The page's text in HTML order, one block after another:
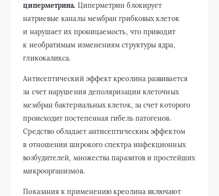
циперметрина. Циперметрин блокирует
натриевые каналы мембран грибковых клеток
и нарушает их проницаемость, что приводит
к необратимым изменениям структуры ядра,
гликокаликса.
Антисептический эффект креолина развивается
за счет нарушения деполяризации клеточных
мембран бактериальных клеток, за счет которого
происходит постепенная гибель патогенов.
Средство обладает антисептическим эффектом
в отношении широкого спектра инфекционных
возбудителей, множества паразитов и простейших
микроорганизмов.
Показания к применению креолина включают